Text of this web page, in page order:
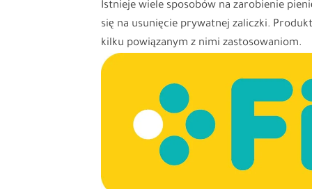
Istnieje wiele sposobów na zarobienie
się na usunięcie prywatnej zaliczki.
kilku powiązanym z nimi zastosowaniom.